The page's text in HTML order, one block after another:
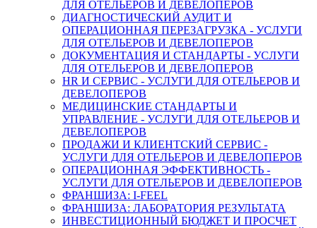
ДЛЯ ОТЕЛЬЕРОВ И ДЕВЕЛОПЕРОВ
ДИАГНОСТИЧЕСКИЙ АУДИТ И
ОПЕРАЦИОННАЯ ПЕРЕЗАГРУЗКА - УСЛУГИ
ДЛЯ ОТЕЛЬЕРОВ И ДЕВЕЛОПЕРОВ
ДОКУМЕНТАЦИЯ И СТАНДАРТЫ - УСЛУГИ
ДЛЯ ОТЕЛЬЕРОВ И ДЕВЕЛОПЕРОВ
HR И СЕРВИС - УСЛУГИ ДЛЯ ОТЕЛЬЕРОВ И
ДЕВЕЛОПЕРОВ
МЕДИЦИНСКИЕ СТАНДАРТЫ И
УПРАВЛЕНИЕ - УСЛУГИ ДЛЯ ОТЕЛЬЕРОВ И
ДЕВЕЛОПЕРОВ
ПРОДАЖИ И КЛИЕНТСКИЙ СЕРВИС -
УСЛУГИ ДЛЯ ОТЕЛЬЕРОВ И ДЕВЕЛОПЕРОВ
ОПЕРАЦИОННАЯ ЭФФЕКТИВНОСТЬ -
УСЛУГИ ДЛЯ ОТЕЛЬЕРОВ И ДЕВЕЛОПЕРОВ
ФРАНШИЗА: I-FEEL
ФРАНШИЗА: ЛАБОРАТОРИЯ РЕЗУЛЬТАТА
ИНВЕСТИЦИОННЫЙ БЮДЖЕТ И ПРОСЧЕТ